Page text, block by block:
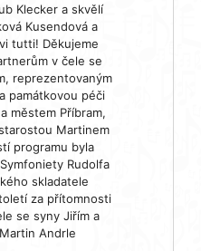
Klecker a skvělí
Kusendová a
tutti! Děkujeme
v čele se
reprezentovaným
památkovou péči
městem Příbram,
Martinem
programu byla
Rudolfa
skladatele
za přítomnosti
se syny Jiřím a
Andrle